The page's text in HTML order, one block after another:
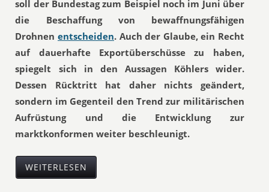
soll der Bundestag zum Beispiel noch im Juni über
die Beschaffung von bewaffnungsfähigen
Drohnenentscheiden. Auch der Glaube, ein Recht
auf dauerhafte Exportüberschüsse zu haben,
spiegelt sich in den Aussagen Köhlers wider.
Dessen Rücktritt hat daher nichts geändert,
sondern im Gegenteil den Trend zur militärischen
Aufrüstung und die Entwicklung zur
marktkonformen weiter beschleunigt.
WEITERLESEN